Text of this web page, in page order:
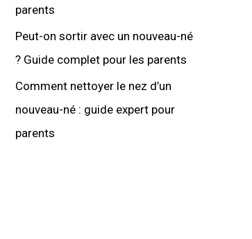
parents
Peut-on sortir avec un nouveau-né
? Guide complet pour les parents
Comment nettoyer le nez d’un
nouveau-né : guide expert pour
parents